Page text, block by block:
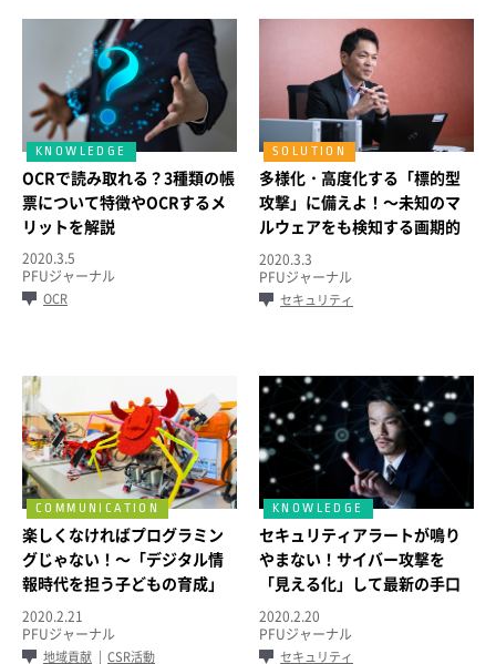
OCRで読み取れる？3種類の帳
票について特徴やOCRするメ
リットを解説
2020.3.5
PFUジャーナル
OCR
多様化・高度化する「標的型
攻撃」に備えよ！～未知のマ
ルウェアをも検知する画期的
な技術～
2020.3.3
PFUジャーナル
セキュリティ
楽しくなければプログラミン
グじゃない！～「デジタル情
報時代を担う子どもの育成」
にPFUが協力～
2020.2.21
PFUジャーナル
地域貢献 CSR活動
セキュリティアラートが鳴り
やまない！サイバー攻撃を
「見える化」して最新の手口
に対応する方法とは？
2020.2.20
PFUジャーナル
セキュリティ